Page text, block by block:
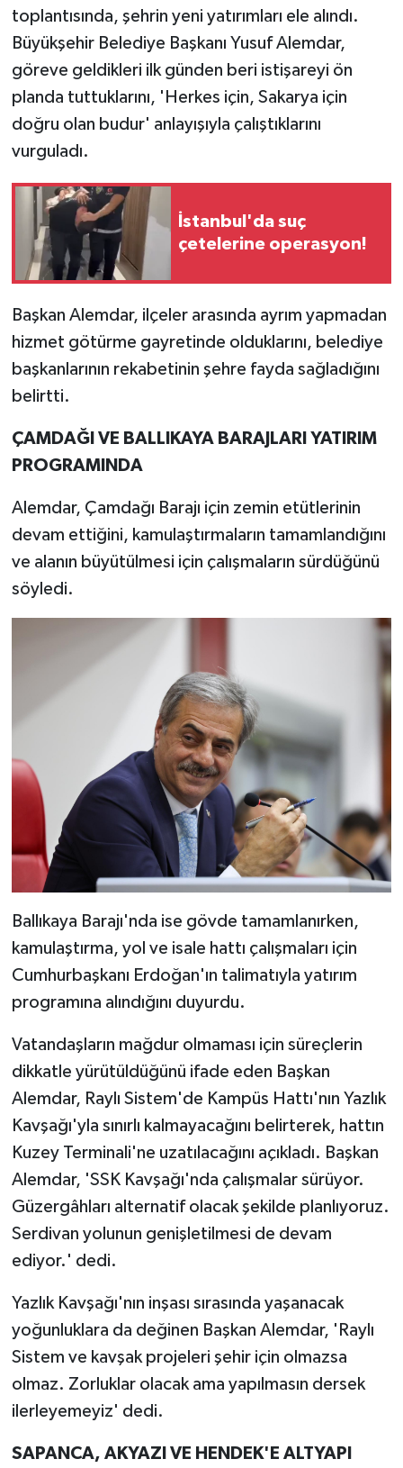
toplantısında, şehrin yeni yatırımları ele alındı.
Büyükşehir Belediye Başkanı Yusuf Alemdar,
göreve geldikleri ilk günden beri istişareyi ön
planda tuttuklarını, 'Herkes için, Sakarya için
doğru olan budur' anlayışıyla çalıştıklarını
vurguladı.
İstanbul'da suç
çetelerine operasyon!
Başkan Alemdar, ilçeler arasında ayrım yapmadan
hizmet götürme gayretinde olduklarını, belediye
başkanlarının rekabetinin şehre fayda sağladığını
belirtti.
ÇAMDAĞI VE BALLIKAYA BARAJLARI YATIRIM
PROGRAMINDA
Alemdar, Çamdağı Barajı için zemin etütlerinin
devam ettiğini, kamulaştırmaların tamamlandığını
ve alanın büyütülmesi için çalışmaların sürdüğünü
söyledi.
Ballıkaya Barajı'nda ise gövde tamamlanırken,
kamulaştırma, yol ve isale hattı çalışmaları için
Cumhurbaşkanı Erdoğan'ın talimatıyla yatırım
programına alındığını duyurdu.
Vatandaşların mağdur olmaması için süreçlerin
dikkatle yürütüldüğünü ifade eden Başkan
Alemdar, Raylı Sistem'de Kampüs Hattı'nın Yazlık
Kavşağı'yla sınırlı kalmayacağını belirterek, hattın
Kuzey Terminali'ne uzatılacağını açıkladı. Başkan
Alemdar, 'SSK Kavşağı'nda çalışmalar sürüyor.
Güzergâhları alternatif olacak şekilde planlıyoruz.
Serdivan yolunun genişletilmesi de devam
ediyor.' dedi.
Yazlık Kavşağı'nın inşası sırasında yaşanacak
yoğunluklara da değinen Başkan Alemdar, 'Raylı
Sistem ve kavşak projeleri şehir için olmazsa
olmaz. Zorluklar olacak ama yapılmasın dersek
ilerleyemeyiz' dedi.
SAPANCA, AKYAZI VE HENDEK'E ALTYAPI